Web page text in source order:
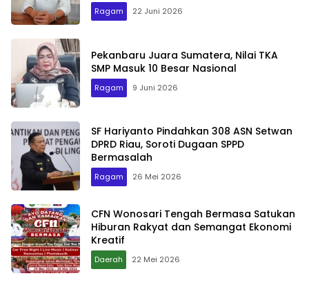
Ragam 22 Juni 2026
Pekanbaru Juara Sumatera, Nilai TKA
SMP Masuk 10 Besar Nasional
Ragam 9 Juni 2026
SF Hariyanto Pindahkan 308 ASN Setwan
DPRD Riau, Soroti Dugaan SPPD
Bermasalah
Ragam 26 Mei 2026
CFN Wonosari Tengah Bermasa Satukan
Hiburan Rakyat dan Semangat Ekonomi
Kreatif
Daerah 22 Mei 2026